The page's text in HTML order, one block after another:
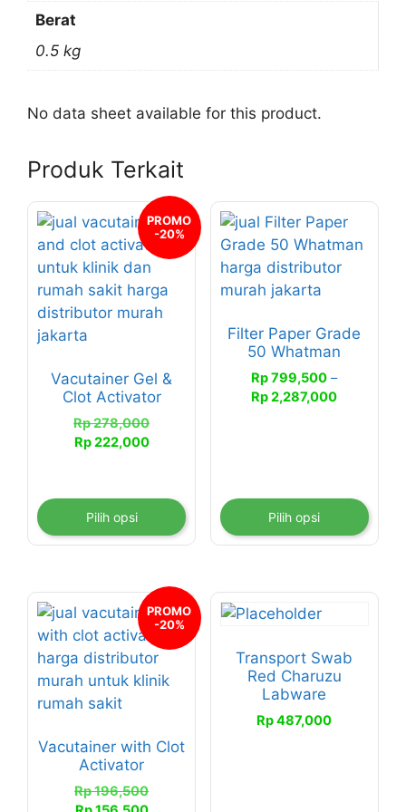
Berat
0.5 kg
No data sheet available for this product.
Produk Terkait
PROMO
-20%
Vacutainer Gel &
Clot Activator
Rp278,000Harga
aslinya
Rp222,000Harga
adalah:
Rp 222,000.
Pilih opsi
Produk
ini
memiliki
beberapa
varian.
Pilihan
dapat
diambil
halaman
Filter Paper Grade
50 Whatman
Rp799,500 –
Rp2,287,000Rentang
Pilih opsi
Produk
ini
memiliki
beberapa
Pilihan
dapat
diambil
PROMO
-20%
Vacutainer with Clot
Activator
Rp196,500Harga
Produk
ini
memiliki
beberapa
varian.
ini
diambil
Transport Swab
Red Charuzu
Labware
Rp487,000